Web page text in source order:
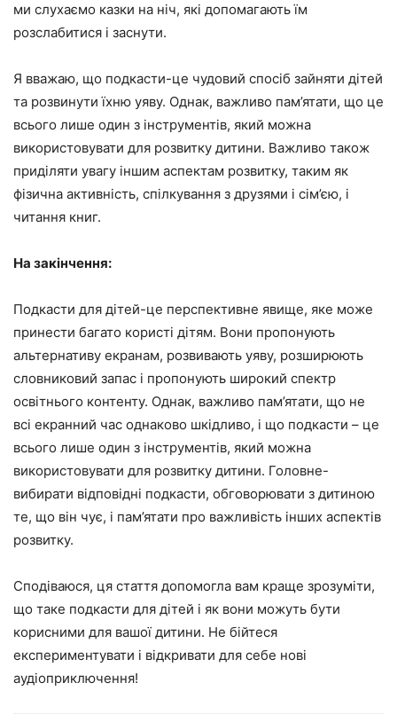
ми слухаємо казки на ніч, які допомагають їм
розслабитися і заснути.
Я вважаю, що подкасти-це чудовий спосіб зайняти дітей
та розвинути їхню уяву. Однак, важливо пам’ятати, що це
всього лише один з інструментів, який можна
використовувати для розвитку дитини. Важливо також
приділяти увагу іншим аспектам розвитку, таким як
фізична активність, спілкування з друзями і сім’єю, і
читання книг.
На закінчення:
Подкасти для дітей-це перспективне явище, яке може
принести багато користі дітям. Вони пропонують
альтернативу екранам, розвивають уяву, розширюють
словниковий запас і пропонують широкий спектр
освітнього контенту. Однак, важливо пам’ятати, що не
всі екранний час однаково шкідливо, і що подкасти – це
всього лише один з інструментів, який можна
використовувати для розвитку дитини. Головне-
вибирати відповідні подкасти, обговорювати з дитиною
те, що він чує, і пам’ятати про важливість інших аспектів
розвитку.
Сподіваюся, ця стаття допомогла вам краще зрозуміти,
що таке подкасти для дітей і як вони можуть бути
корисними для вашої дитини. Не бійтеся
експериментувати і відкривати для себе нові
аудіоприключення!